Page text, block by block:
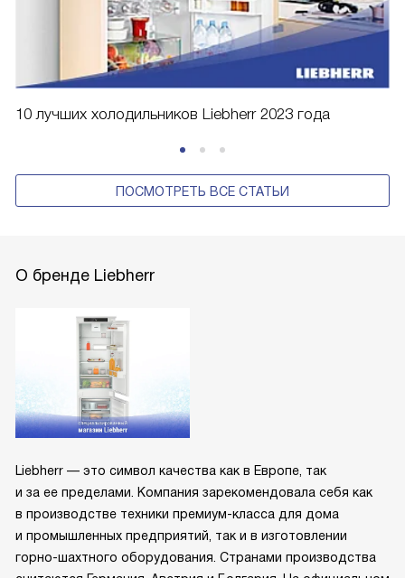
10 лучших холодильников Liebherr 2023 года
ПОСМОТРЕТЬ ВСЕ СТАТЬИ
О бренде Liebherr
Liebherr — это символ качества как в Европе, так
и за ее пределами. Компания зарекомендовала себя как
в производстве техники премиум-класса для дома
и промышленных предприятий, так и в изготовлении
горно-шахтного оборудования. Странами производства